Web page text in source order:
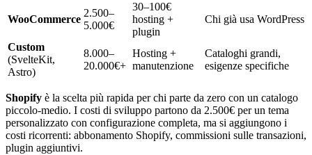
WooCommerce
2.500–
5.000€
30–100€
hosting +
plugin
Chi già usa WordPress
Custom
(SvelteKit,
Astro)
8.000–
20.000€+
Hosting +
manutenzione
Cataloghi grandi,
esigenze specifiche
Shopify è la scelta più rapida per chi parte da zero con un catalogo
piccolo-medio. I costi di sviluppo partono da 2.500€ per un tema
personalizzato con configurazione completa, ma si aggiungono i
costi ricorrenti: abbonamento Shopify, commissioni sulle transazioni,
plugin aggiuntivi.